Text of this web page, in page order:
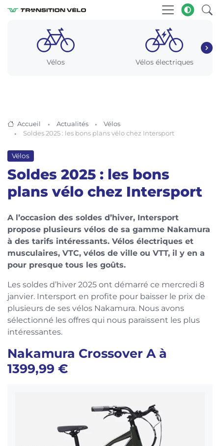
Vélos Vélos électriques
Accueil Actualités
Vélos
Soldes 2025 : les bons plans vélo chez Intersport
Vélos
Soldes 2025 : les bons
plans vélo chez Intersport
A l’occasion des soldes d’hiver, Intersport
propose plusieurs vélos de sa gamme Nakamura
à des tarifs intéressants. Vélos électriques et
musculaires, VTC, vélos de ville ou VTT, il y en a
pour presque tous les goûts.
Les soldes d’hiver 2025 ont démarré ce mercredi 8
janvier. Intersport en profite pour baisser le prix de
plusieurs de ses vélos Nakamura. Nous avons
sélectionné les offres qui nous paraissent les plus
intéressantes.
Nakamura Crossover A à
1399,99 €